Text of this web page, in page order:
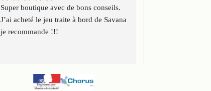
Super boutique avec de bons conseils.
J’ai acheté le jeu traite à bord de Savana
je recommande !!!